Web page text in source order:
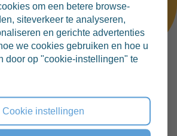
Contacteer ons
om een betere browse-
siteverkeer te analyseren,
en gerichte advertenties
we cookies gebruiken en hoe u
door op "cookie-instellingen" te
Cookie instellingen